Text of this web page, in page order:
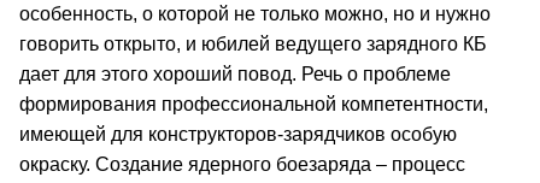
особенность, о которой не только можно, но и нужно
говорить открыто, и юбилей ведущего зарядного КБ
дает для этого хороший повод. Речь о проблеме
формирования профессиональной компетентности,
имеющей для конструкторов-зарядчиков особую
окраску. Создание ядерного боезаряда – процесс